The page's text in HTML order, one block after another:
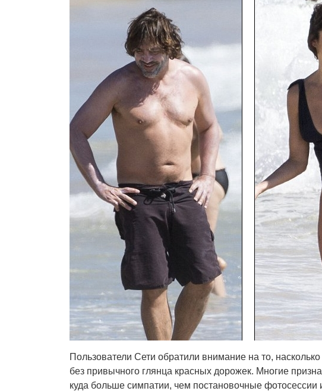
Пользователи Сети обратили внимание на то,
без привычного глянца красных дорожек. Многие
куда больше симпатии, чем постановочные